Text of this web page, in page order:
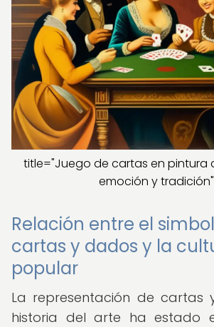
title="Juego de cartas en pintura
emoción y
Relación entre el
cartas y dados y la
popular
La representación de cartas
historia del arte ha estado